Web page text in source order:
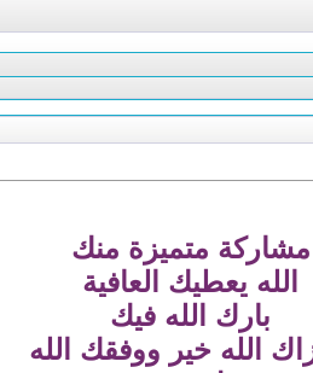
مشاركة متميزة منك
الله يعطيك العافية
بارك الله فيك
الله خير ووفقك الله